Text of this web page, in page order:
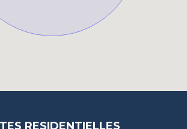
RESIDENTIELLES